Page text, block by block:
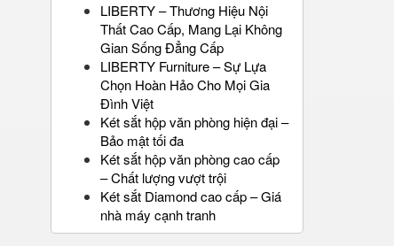
LIBERTY – Thương Hiệu Nội
Thất Cao Cấp, Mang Lại Không
Gian Sống Đẳng Cấp
LIBERTY Furniture – Sự Lựa
Chọn Hoàn Hảo Cho Mọi Gia
Đình Việt
Két sắt hộp văn phòng hiện đại –
Bảo mật tối đa
Két sắt hộp văn phòng cao cấp
– Chất lượng vượt trội
Két sắt Diamond cao cấp – Giá
nhà máy cạnh tranh